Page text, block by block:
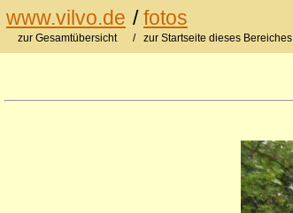
www.vilvo.de /fotos
zur Gesamtübersicht / zur Startseite dieses Bereiches